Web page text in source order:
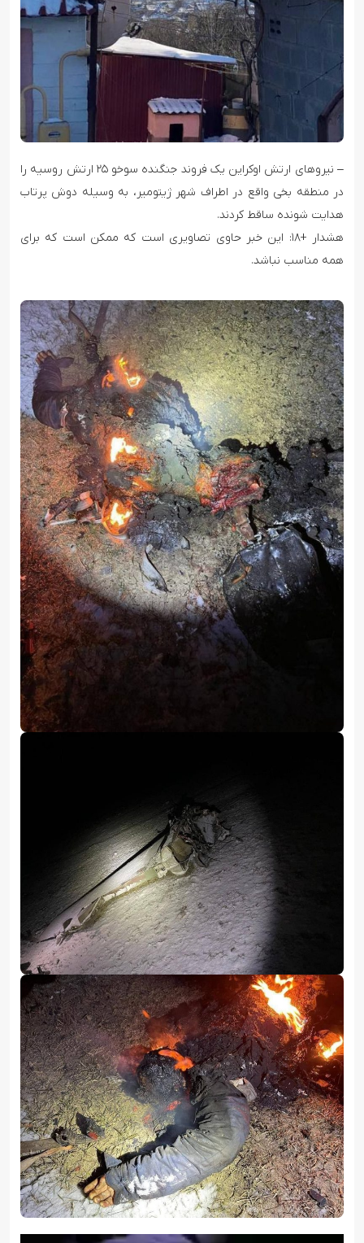
– نیروهای ارتش اوکراین یک فروند جنگنده سوخو ۲۵ ارتش روسیه را
در منطقه بخی واقع در اطراف شهر ژیتومیر، به وسیله دوش پرتاب
هدایت شونده ساقط کردند.
هشدار +۱۸: این خبر حاوی تصاویری است که ممکن است که برای
همه مناسب نباشد.